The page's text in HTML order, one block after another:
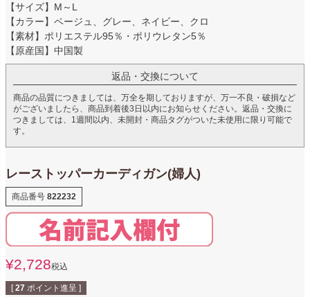
【サイズ】M～L
【カラー】ベージュ、グレー、ネイビー、クロ
【素材】ポリエステル95％・ポリウレタン5％
【原産国】中国製
返品・交換について
商品の品質につきましては、万全を期しておりますが、万一不良・破損など
がございましたら、商品到着後3日以内にお知らせください。返品・交換に
つきましては、1週間以内、未開封・商品タグがついた未使用に限り可能で
す。
レーストッパーカーディガン(婦人)
商品番号 822232
¥2,728税込
[ 27 ポイント進呈 ]